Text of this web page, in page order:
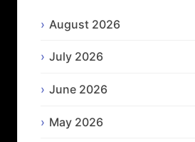
August 2026
July 2026
June 2026
May 2026